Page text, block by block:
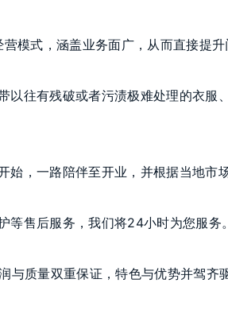
营模式，涵盖业务面广，从而直接提升
以往有残破或者污渍极难处理的衣服
始，一路陪伴至开业，并根据当地市
等售后服务，我们将24小时为您服务。
与质量双重保证，特色与优势并驾齐驱